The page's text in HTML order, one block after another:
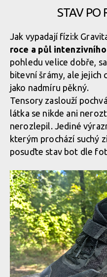
STAV PO
Jak vypadají fízi:k
roce a půl
pohledu velice dobře,
bitevní šrámy, ale jejich
jako nadmíru pěkný.
Tensory zaslouží
látka se nikde ani
nerozlepil. Jediné
kterým prochází suchý
posuďte stav bot dle